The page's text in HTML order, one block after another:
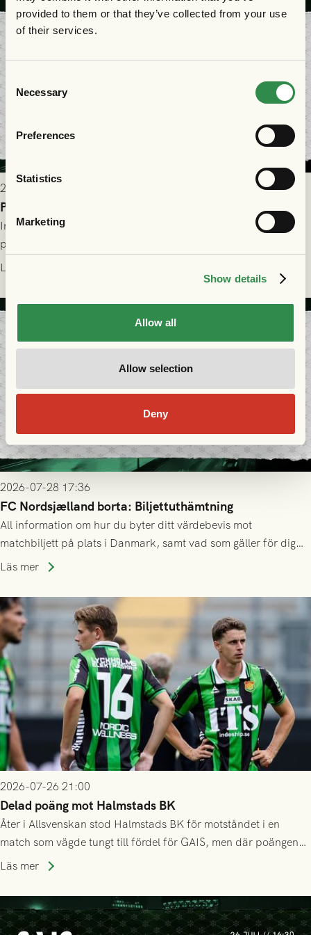
provided to them or that they’ve collected from your use
of their services.
Selection
Necessary
Preferences
Statistics
Marketing
Show details
Allow all
Allow selection
Deny
2026-07-29 9:15
Publikinformation: FC Nordsjælland - GAIS 30/7
Information för dig som ska se FC Nordsjælland - GAIS på
plats på Right to Dream Park torsdagen den 30/7 kl. 19.00.
Läs mer
2026-07-28 17:36
FC Nordsjælland borta: Biljettuthämtning
All information om hur du byter ditt värdebevis mot
matchbiljett på plats i Danmark, samt vad som gäller för dig
som står på reservlista eller fått förhinder.
Läs mer
2026-07-26 21:00
Delad poäng mot Halmstads BK
Åter i Allsvenskan stod Halmstads BK för motståndet i en
match som vägde tungt till fördel för GAIS, men där poängen
delades efter dramatik på tilläggstid.
Läs mer